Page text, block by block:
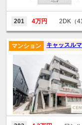
201 4万円 2DK（
キャッスル
マンション